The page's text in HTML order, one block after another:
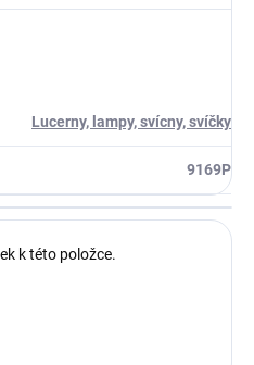
Lucerny, lampy, svícny, svíčky
9169P
k této položce.